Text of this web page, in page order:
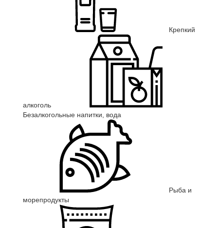
Крепкий
алкоголь
Безалкогольные напитки, вода
Рыба и
морепродукты